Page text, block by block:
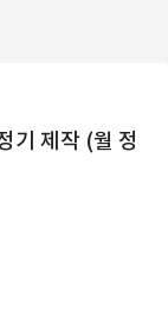
기 제작 (월 정